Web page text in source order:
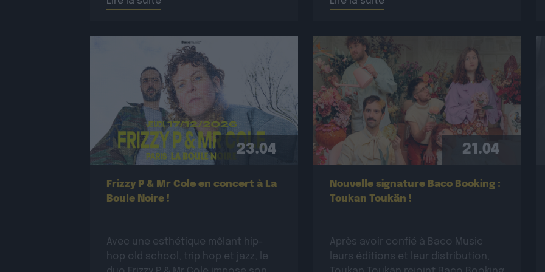
à revisiter […]
23.04
Frizzy P & Mr Cole en concert à La
Boule Noire !
Avec une esthétique mêlant hip-
hop old school, trip hop et jazz, le
21.04
Nouvelle signature Baco Booking :
Toukan Toukän !
Après avoir confié à Baco Music
leurs éditions et leur distribution,